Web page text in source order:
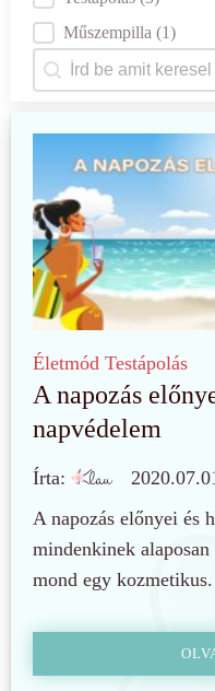
Műszempilla (1)
Keresés
Search content
Életmód Testápolás
A napozás
napvédelem
Írta:
A napozás előnyei és
mindenkinek
mond egy kozmetikus.